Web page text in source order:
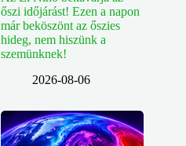
őszi időjárást! Ezen a napon
már beköszönt az őszies
hideg, nem hiszünk a
szemünknek!
2026-08-06